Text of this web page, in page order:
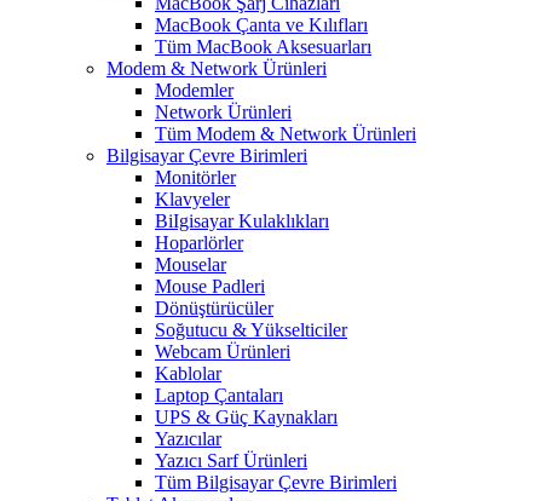
MacBook Çanta ve Kılıfları
Tüm MacBook Aksesuarları
Modem & Network Ürünleri
Modemler
Network Ürünleri
Tüm Modem & Network Ürünleri
Bilgisayar Çevre Birimleri
Monitörler
Klavyeler
BiIgisayar Kulaklıkları
Hoparlörler
Mouselar
Mouse Padleri
Dönüştürücüler
Soğutucu & Yükselticiler
Webcam Ürünleri
Kablolar
Laptop Çantaları
UPS & Güç Kaynakları
Yazıcılar
Yazıcı Sarf Ürünleri
Tüm Bilgisayar Çevre Birimleri